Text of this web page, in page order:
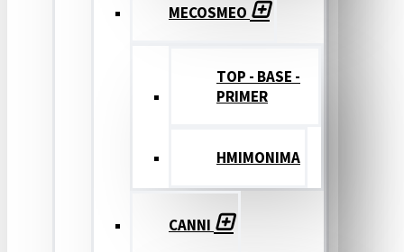
MECOSMEO
TOP - BASE -
PRIMER
ΗΜΙΜΟΝΙΜΑ
CANNI